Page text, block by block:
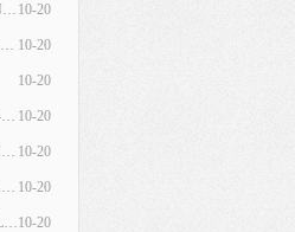
10-20
老板烟灶套餐CXW-200-8210N+9B26N+802N
10-20
格力空调KFR-35GW/(35556)FNFa-3(镜面红)
10-20
10-20
微软平板电脑Surface wWinRT-32GB Bndl SC ChnSimp Hdwr
10-20
海尔油烟机CXW-219-JT30(SN)(T)
10-20
帅康烟灶套餐CXW-200-MD01+QA-019-B9
10-20
富士（FUJIFILM） FinePix SL245 数码相机叫板单反！24倍光变，一镜走天下！超有范